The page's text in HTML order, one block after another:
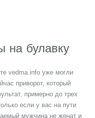
на булавку
vedma.info уже могли
приворот, который
примерно до трех
если у вас на пути
мужчина не женат и